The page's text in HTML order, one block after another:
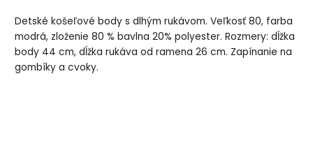
Detské košeľové body s dlhým rukávom. Veľkosť 80, farba
modrá, zloženie 80 % bavlna 20% polyester. Rozmery: dĺžka
body 44 cm, dĺžka rukáva od ramena 26 cm. Zapínanie na
gombíky a cvoky.